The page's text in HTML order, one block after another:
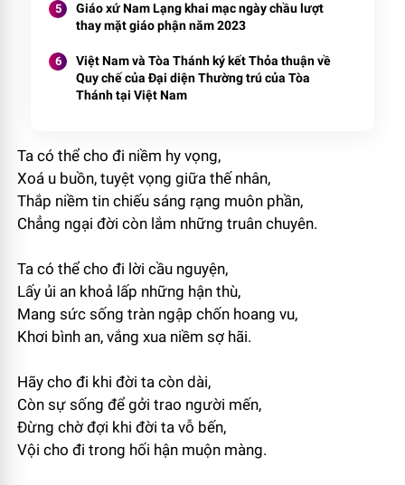
Giáo xứ Nam Lạng khai mạc ngày chầu lượt
thay mặt giáo phận năm 2023
Việt Nam và Tòa Thánh ký kết Thỏa thuận về
Quy chế của Đại diện Thường trú của Tòa
Thánh tại Việt Nam
Ta có thể cho đi niềm hy vọng,
Xoá u buồn, tuyệt vọng giữa thế nhân,
Thắp niềm tin chiếu sáng rạng muôn phần,
Chẳng ngại đời còn lắm những truân chuyên.
Ta có thể cho đi lời cầu nguyện,
Lấy ủi an khoả lấp những hận thù,
Mang sức sống tràn ngập chốn hoang vu,
Khơi bình an, vắng xua niềm sợ hãi.
Hãy cho đi khi đời ta còn dài,
Còn sự sống để gởi trao người mến,
Đừng chờ đợi khi đời ta vỗ bến,
Vội cho đi trong hối hận muộn màng.